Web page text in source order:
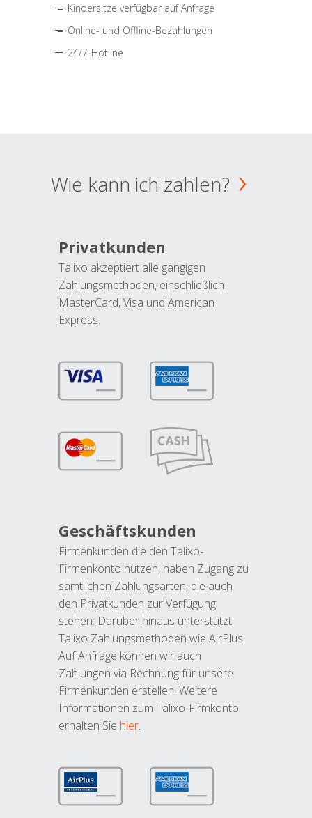
Kindersitze verfügbar auf Anfrage
Online- und Offline-Bezahlungen
24/7-Hotline
Wie kann ich zahlen?
Privatkunden
Talixo akzeptiert alle gängigen
Zahlungsmethoden, einschließlich
MasterCard, Visa und American
Express.
Geschäftskunden
Firmenkunden die den Talixo-
Firmenkonto nutzen, haben Zugang zu
sämtlichen Zahlungsarten, die auch
den Privatkunden zur Verfügung
stehen. Darüber hinaus unterstützt
Talixo Zahlungsmethoden wie AirPlus.
Auf Anfrage können wir auch
Zahlungen via Rechnung für unsere
Firmenkunden erstellen. Weitere
Informationen zum Talixo-Firmkonto
erhalten Sie hier.